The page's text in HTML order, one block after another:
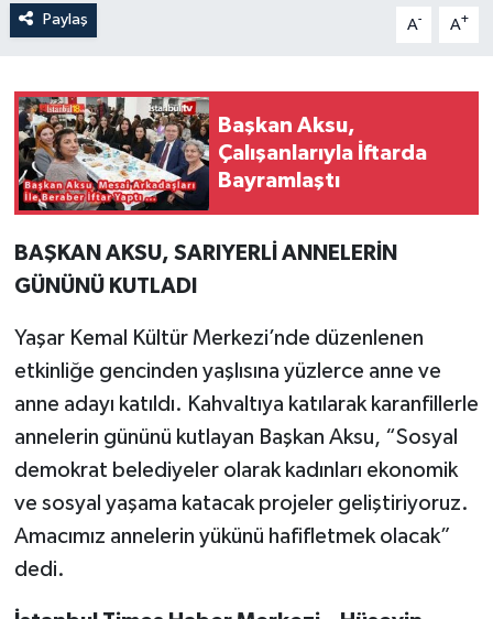
Paylaş A- A+
Başkan Aksu,
Çalışanlarıyla İftarda
Bayramlaştı
BAŞKAN AKSU, SARIYERLİ ANNELERİN
GÜNÜNÜ KUTLADI
Yaşar Kemal Kültür Merkezi’nde düzenlenen
etkinliğe gencinden yaşlısına yüzlerce anne ve
anne adayı katıldı. Kahvaltıya katılarak karanfillerle
annelerin gününü kutlayan Başkan Aksu, “Sosyal
demokrat belediyeler olarak kadınları ekonomik
ve sosyal yaşama katacak projeler geliştiriyoruz.
Amacımız annelerin yükünü hafifletmek olacak”
dedi.